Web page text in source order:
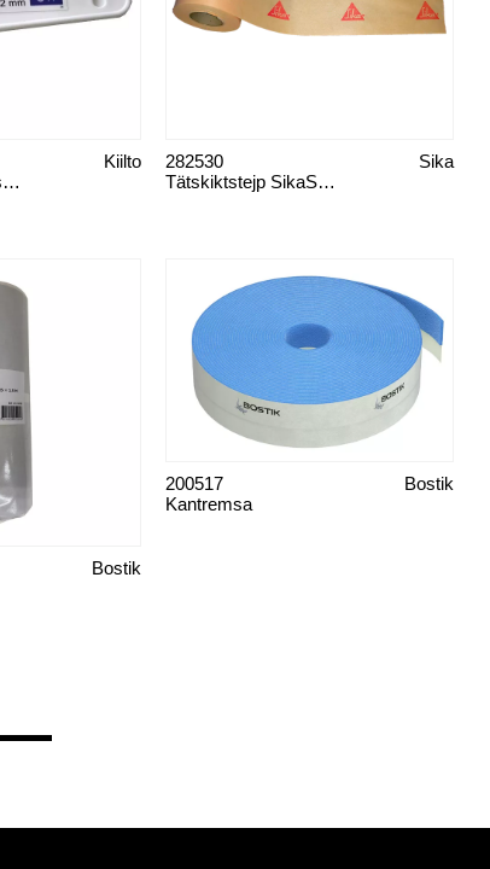
Limspridare, Keraseal 52 mm
Kiilto
Tätskiktstejp SikaSeal Tape F
Sika
282530
Bostik
Kantremsa
Bostik
200517